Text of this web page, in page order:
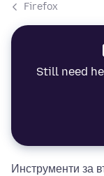
Firefox
Still need
Инструменти за